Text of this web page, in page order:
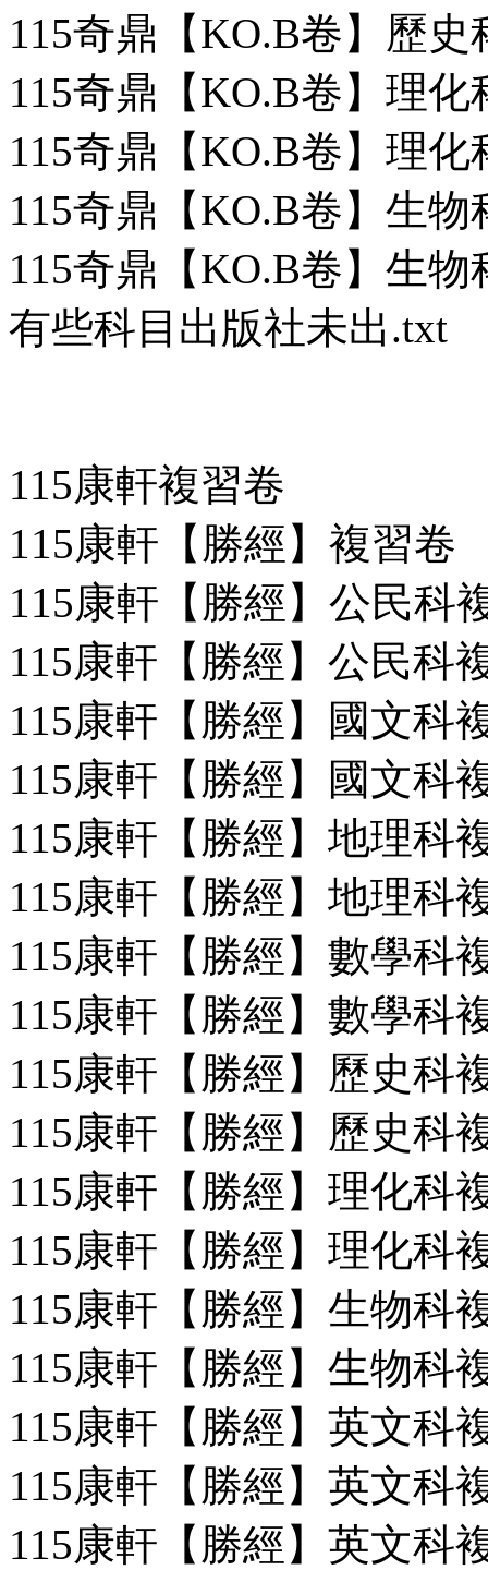
115奇鼎【KO.B卷】歷
115奇鼎【KO.B卷】理
115奇鼎【KO.B卷】理
115奇鼎【KO.B卷】生
115奇鼎【KO.B卷】生
有些科目出版社未出.txt
115康軒複習卷
115康軒【勝經】複習卷
115康軒【勝經】公民科
115康軒【勝經】公民科
115康軒【勝經】國文科
115康軒【勝經】國文科
115康軒【勝經】地理科
115康軒【勝經】地理科
115康軒【勝經】數學科
115康軒【勝經】數學科
115康軒【勝經】歷史科
115康軒【勝經】歷史科
115康軒【勝經】理化科
115康軒【勝經】理化科
115康軒【勝經】生物科
115康軒【勝經】生物科
115康軒【勝經】英文科
115康軒【勝經】英文科
115康軒【勝經】英文科